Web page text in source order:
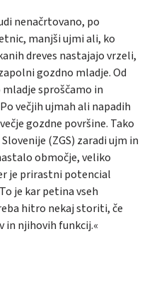
nenačrtovano, po
manjši ujmi ali, ko
dreves nastajajo vrzeli,
gozdno mladje. Od
sproščamo in
večjih ujmah ali napadih
gozdne površine. Tako
(ZGS) zaradi ujm in
območje, veliko
je prirastni potencial
je kar petina vseh
hitro nekaj storiti, če
njihovih funkcij.«